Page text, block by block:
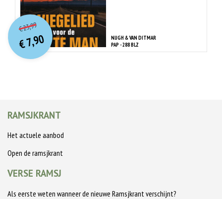
NIJGH & VAN DITMAR
PAP - 288 BLZ
€23,99O
orspr
onkelijke
prijs
was:
€ 23,99.
€7,90
Huidige
prijs
is:
€ 7,90.
RAMSJKRANT
Het actuele aanbod
Open de ramsjkrant
VERSE RAMSJ
Als eerste weten wanneer de nieuwe Ramsjkrant verschijnt?